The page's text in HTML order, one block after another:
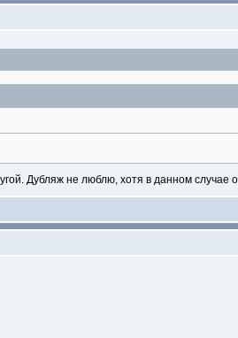
Дубляж не люблю, хотя в данном случае